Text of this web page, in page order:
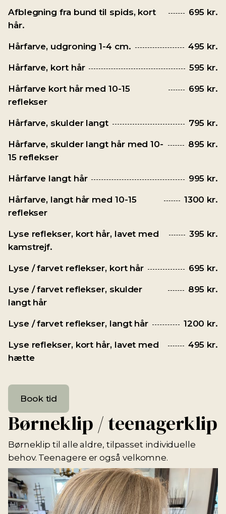
Afblegning fra bund til spids, kort
hår.
695 kr.
Hårfarve, udgroning 1-4 cm. 495 kr.
Hårfarve, kort hår 595 kr.
Hårfarve kort hår med 10-15
reflekser
695 kr.
Hårfarve, skulder langt 795 kr.
Hårfarve, skulder langt hår med 10-
15 reflekser
895 kr.
Hårfarve langt hår 995 kr.
Hårfarve, langt hår med 10-15
reflekser
1300 kr.
Lyse reflekser, kort hår, lavet med
kamstrejf.
395 kr.
Lyse / farvet reflekser, kort hår 695 kr.
Lyse / farvet reflekser, skulder
langt hår
895 kr.
Lyse / farvet reflekser, langt hår 1200 kr.
Lyse reflekser, kort hår, lavet med
hætte
495 kr.
Book tid
Børneklip / teenagerklip
Børneklip til alle aldre, tilpasset individuelle
behov. Teenagere er også velkomne.